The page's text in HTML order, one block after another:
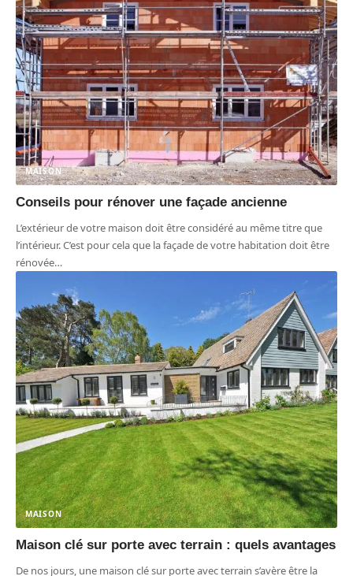
MAISON
Conseils pour rénover une façade ancienne
L’extérieur de votre maison doit être considéré au même titre que
l’intérieur. C’est pour cela que la façade de votre habitation doit être
rénovée…
MAISON
Maison clé sur porte avec terrain : quels avantages
De nos jours, une maison clé sur porte avec terrain s’avère être la